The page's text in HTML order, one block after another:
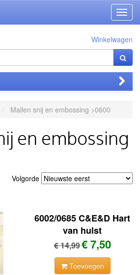
Winkelwagen
Mallen snij en embossing >0600
en embossing
Volgorde
6002/0685 C&E&D Hart
van hulst
€ 14,99€ 7,50
Toevoegen